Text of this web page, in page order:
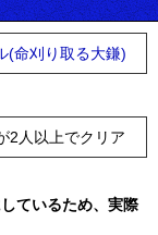
(命刈り取る大鎌)
2人以上でクリア
ているため、実際